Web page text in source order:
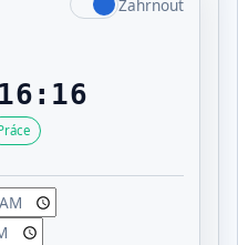
Zahrnout